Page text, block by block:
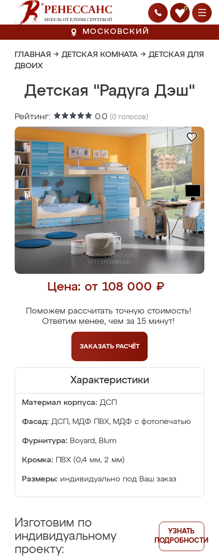
0
МОСКОВСКИЙ
ГЛАВНАЯ → ДЕТСКАЯ КОМНАТА → ДЕТСКАЯ ДЛЯ
ДВОИХ
Детская "Радуга Дэш"
Рейтинг: 0.0 (0 голосов)
Цена: от 108 000 ₽
Поможем рассчитать точную стоимость!
Ответим менее, чем за 15 минут!
ЗАКАЗАТЬ РАСЧЁТ
Характеристики
Материал корпуса: ДСП
Фасад: ДСП, МДФ ПВХ, МДФ с фотопечатью
Фурнитура: Boyard, Blum
Кромка: ПВХ (0,4 мм, 2 мм)
Размеры: индивидуально под Ваш заказ
Изготовим по
индивидуальному
проекту:
УЗНАТЬ
ПОДРОБНОСТИ